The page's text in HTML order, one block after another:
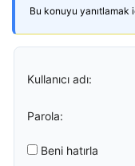
Bu konuyu yanıtlamak
Kullanıcı adı:
Parola:
Beni hatırla